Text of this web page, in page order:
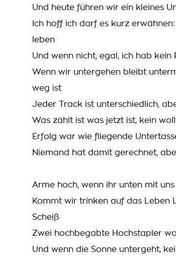
Und heute führen wir ein kleines
Ich hoff ich darf es kurz
leben
Und wenn nicht, egal, ich hab kein
Wenn wir untergehen bleibt
weg ist
Jeder Track ist unterschiedlich,
Was zählt ist was jetzt ist, kein
Erfolg war wie fliegende
Niemand hat damit gerechnet,
Arme hoch, wenn ihr unten mit uns
Kommt wir trinken auf das Leben
Scheiß
Zwei hochbegabte Hochstapler
Und wenn die Sonne untergeht,